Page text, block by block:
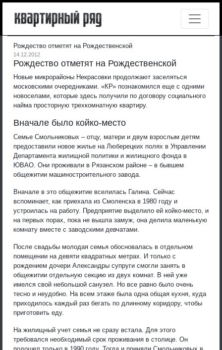
Рождество отметят на Рождественской
14.12.2012
Рождество отметят на Рождественской
Новые микрорайоны Некрасовки продолжают заселяться
московскими очередниками. «КР» познакомился еще с одними
новоселами, которые здесь получили по договору социального
найма просторную трехкомнатную квартиру.
Вначале было койко-место
Семье Смольниковых – отцу, матери и двум взрослым детям
предоставили новое жилье на Люберецких полях в Управлении
Департамента жилищной политики и жилищного фонда в
ЮВАО. Они проживали в Рязанском районе – в бывшем
общежитии машиностроительного завода.
Вначале в это общежитие вселилась Галина. Сейчас
вспоминает, как приехала из Смоленска в 1980 году и
устроилась на работу. Предприятие выделило ей койко-место, и
на первых порах, пока не вышла замуж, она делила маленькую
комнату вместе с заводскими девчатами.
После свадьбы молодая семья обосновалась в отдельном
помещении на девяти квадратных метрах. И только с
рождением дочери Александры супруги смогли занять в
общежитии отдельную секцию из двух комнат. В ней уже
имелся свой небольшой санузел. Но все равно было очень
тесно и неудобно. На всем этаже была одна общая кухня, куда
приходилось каждый раз бегать по длинному коридору, чтобы
приготовить еду.
На жилищный учет семья не сразу встала. Для этого
требовался необходимый срок проживания в столице. Он
подошел только в 1990 году. Тогда и приняли Смольниковых в